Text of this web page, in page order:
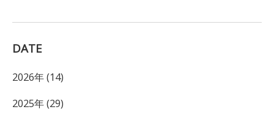
DATE
2026年 (14)
2025年 (29)